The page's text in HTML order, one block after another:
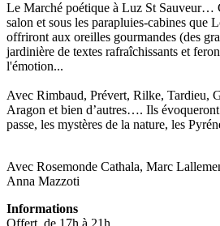
Le Marché poétique à Luz St Sauveur…
salon et sous les parapluies-cabines que
offriront aux oreilles gourmandes (des
jardinière de textes rafraîchissants et
l'émotion...
Avec Rimbaud, Prévert, Rilke, Tardieu,
Aragon et bien d’autres…. Ils
passe, les mystères de la nature, les
Avec Rosemonde Cathala, Marc
Anna Mazzoti
Informations